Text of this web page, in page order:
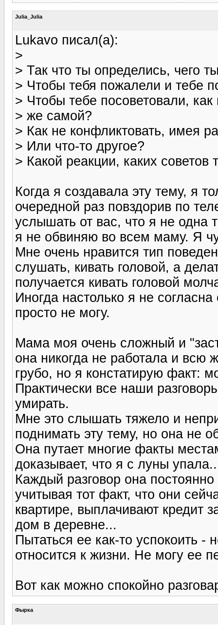
Julia_Julia
Lukavo писал(а):
>
> Так что ты определись, чего
> Чтобы тебя пожалели и тебе
> Чтобы тебе посоветовали,
> же самой?
> Как не конфликтовать, имея
> Или что-то другое?
> Какой реакции, каких
Когда я создавала эту тему, я
очередной раз повздорив по
услышать от вас, что я не одна
я не обвиняю во всем маму. Я
Мне очень нравится тип
слушать, кивать головой, а
получается кивать головой
Иногда настолько я не
просто не могу.
Мама моя очень сложный и
она никогда не работала и всю
грубо, но я констатирую факт:
Практически все наши
умирать.
Мне это слышать тяжело и
поднимать эту тему, но она не
Она путает многие факты
доказывает, что я с луны
Каждый разговор она
учитывая тот факт, что они
квартире, выплачивают кредит
дом в деревне...
Пытаться ее как-то успокоить
относится к жизни. Не могу ее
Вот как можно спокойно
Фырка